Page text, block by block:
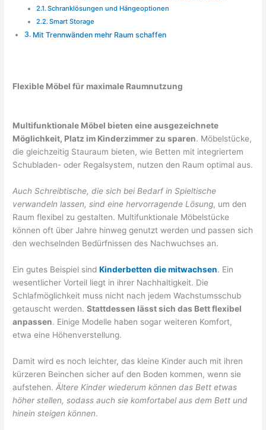
Schranklösungen und Hängeoptionen
Smart Storage
Mit Trennwänden mehr Raum schaffen
Flexible Möbel für maximale Raumnutzung
Multifunktionale Möbel bieten eine ausgezeichnete
Möglichkeit, Platz im Kinderzimmer zu sparen. Möbelstücke,
die gleichzeitig Stauraum bieten, wie Betten mit integriertem
Schubladen- oder Regalsystem, nutzen den Raum optimal aus.
Auch Schreibtische, die sich bei Bedarf in Spieltische
verwandeln lassen, sind eine hervorragende Lösung, um den
Raum flexibel zu gestalten. Multifunktionale Möbelstücke
können oft über Jahre hinweg genutzt werden und passen sich
den wechselnden Bedürfnissen des Nachwuchses an.
Ein gutes Beispiel sindKinderbetten die mitwachsen. Ein
wesentlicher Vorteil liegt in ihrer Nachhaltigkeit. Die
Schlafmöglichkeit muss nicht nach jedem Wachstumsschub
getauscht werden.Stattdessen lässt sich das Bett flexibel
anpassen. Einige Modelle haben sogar weiteren Komfort,
etwa eine Höhenverstellung.
Damit wird es noch leichter, das kleine Kinder auch mit ihren
kürzeren Beinchen sicher auf den Boden kommen, wenn sie
aufstehen.Ältere Kinder wiederum können das Bett etwas
höher stellen, sodass auch sie komfortabel aus dem Bett und
hinein steigen können.